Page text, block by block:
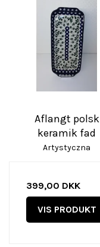
Aflangt polsk
keramik fad
Artystyczna
399,00 DKK
VIS PRODUKT